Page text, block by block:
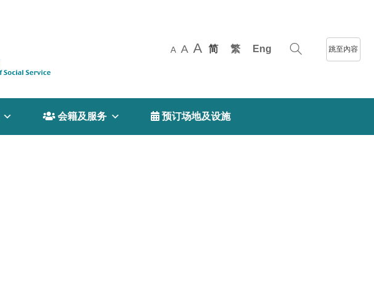
A A A 简 繁 Eng 跳至內容
 会籍及服务  预订场地及设施